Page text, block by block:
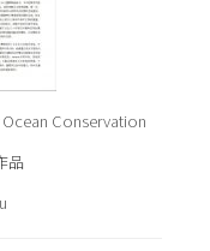
Conservation
品